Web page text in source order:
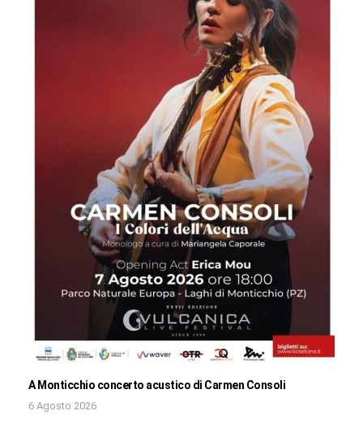
A Monticchio concerto acustico di Carmen Consoli
6 Agosto 2026